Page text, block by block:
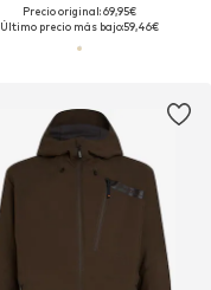
Precio original: 69,95€
Último precio más bajo:59,46€